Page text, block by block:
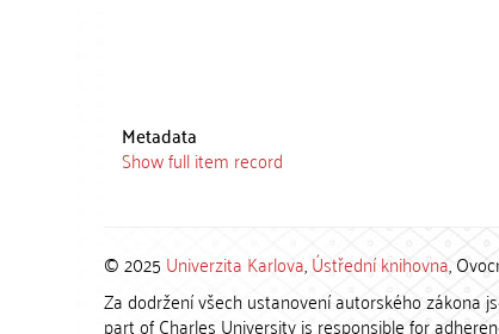
Metadata
Show full item record
© 2025 Univerzita Karlova,Ústřední knihovna,
Za dodržení všech ustanovení autorského zákona
part of Charles University is responsible for